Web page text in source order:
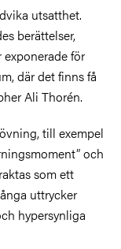
utsatthet.
berättelser,
för
där det finns få
Ali Thorén.
till exempel
och
som ett
uttrycker
hypersynliga